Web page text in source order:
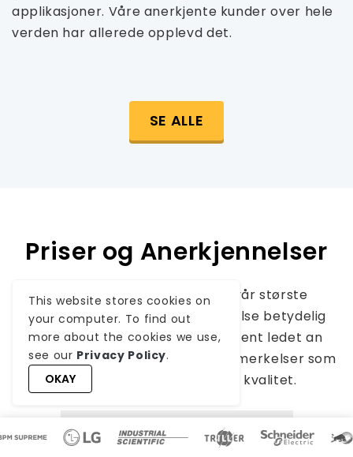
applikasjoner. Våre anerkjente kunder over hele
verden har allerede opplevd det.
SE ALLE
Priser og Anerkjennelser
Selv om fornøyde kunder er vår største
motivasjon, har bransjeerkjennelse betydelig
verdi. WeblineIndia har konsekvent ledet an
innen teknologi, med priser og utmerkelser som
bekrefter vår fremragende kvalitet.
This website stores cookies on
your computer. To find out
more about the cookies we use,
see our Privacy Policy.
OKAY